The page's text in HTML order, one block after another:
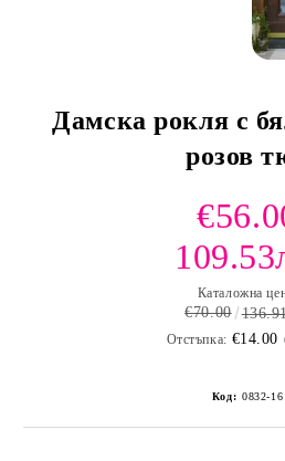
Дамска рокля с
розов
Каталожна
€70.00
Отстъпка: €14.00
Код: 0832-16